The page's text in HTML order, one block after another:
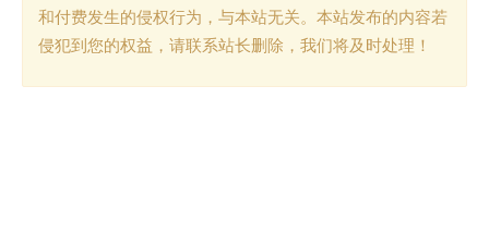
和付费发生的侵权行为，与本站无关。本站发布的内容若
侵犯到您的权益，请联系站长删除，我们将及时处理！